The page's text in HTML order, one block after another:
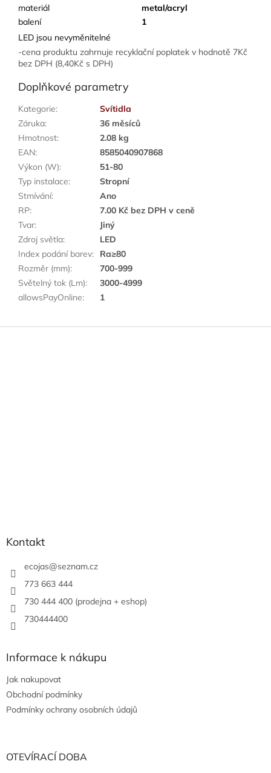
materiál
metal/acryl
balení
1
LED jsou nevyměnitelné
-cena produktu zahrnuje recyklační poplatek v hodnotě 7Kč
bez DPH (8,40Kč s DPH)
Doplňkové parametry
Kategorie:
Svítidla
Záruka:
36 měsíců
Hmotnost:
2.08 kg
EAN:
8585040907868
Výkon (W):
51-80
Typ instalace:
Stropní
Stmívání:
Ano
RP:
7.00 Kč bez DPH v ceně
Tvar:
Jiný
Zdroj světla:
LED
Index podání barev:
Ra≥80
Rozměr (mm):
700-999
Světelný tok (Lm):
3000-4999
allowsPayOnline: 1
Kontakt
ecojas@seznam.cz
773 663 444
730 444 400 (prodejna + eshop)
730444400
Informace k nákupu
Jak nakupovat
Obchodní podmínky
Podmínky ochrany osobních údajů
OTEVÍRACÍ DOBA